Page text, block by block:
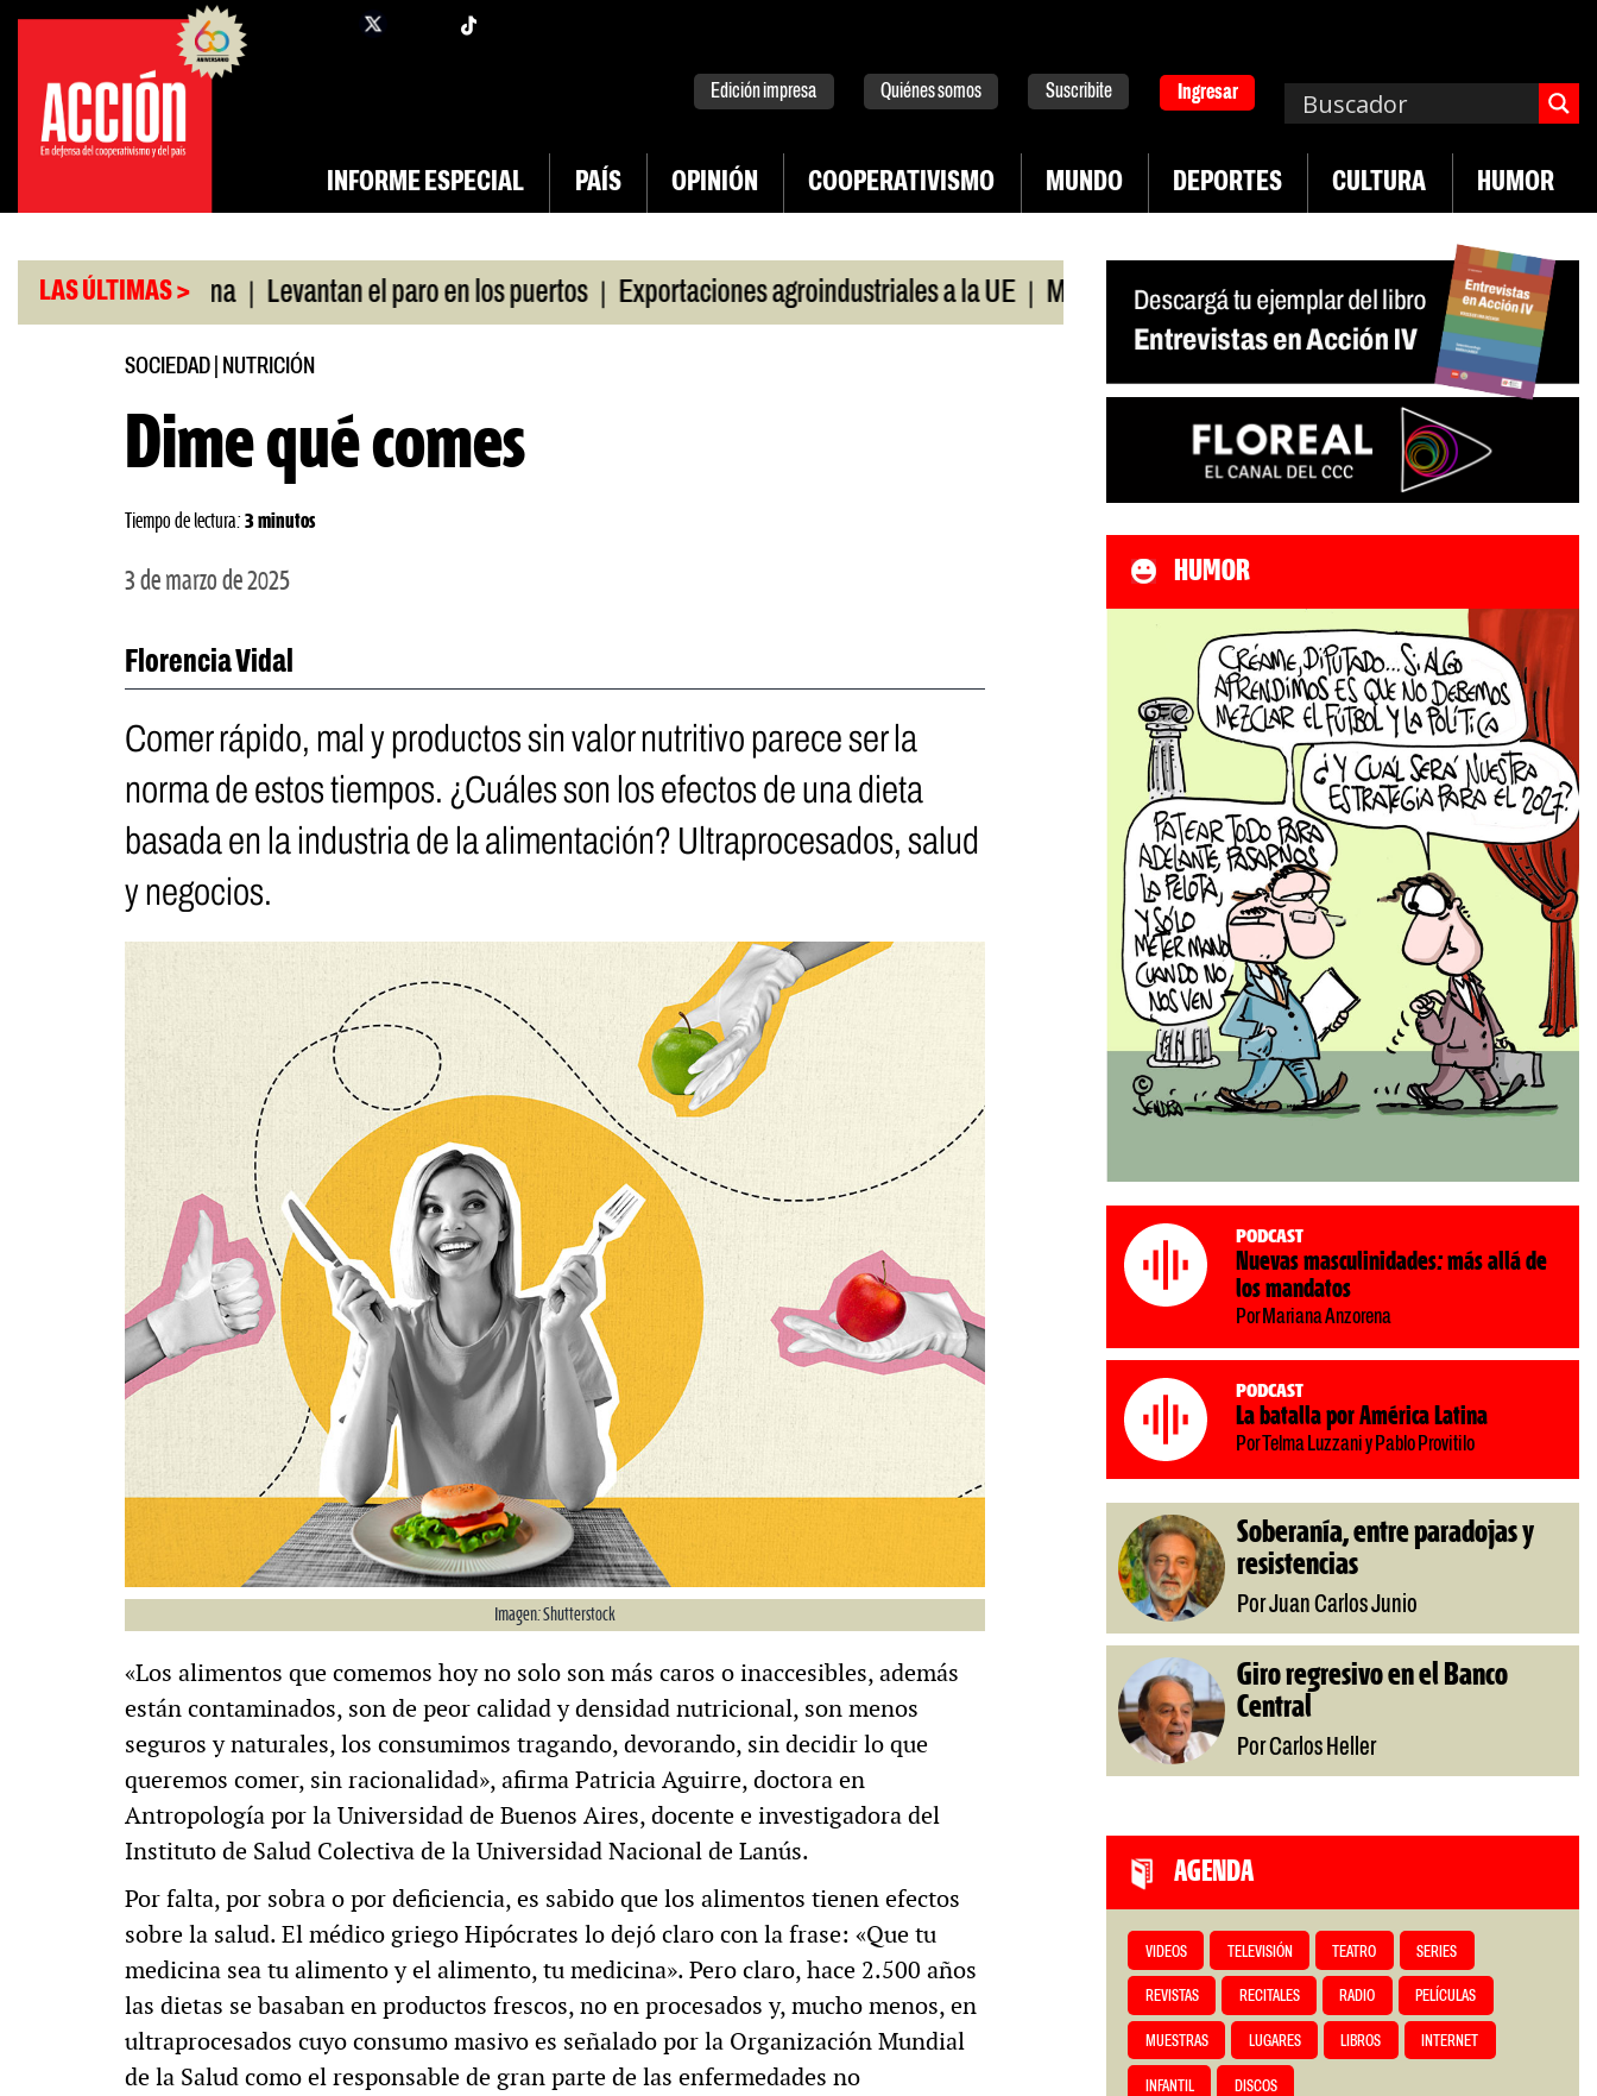
Saltar
contenido
facebook
Edición impresa Quiénes somos Suscribite Ingresar
INFORME ESPECIAL PAÍS OPINIÓN COOPERATIVISMO MUNDO DEPORTES CULTURA HUMOR
LAS ÚLTIMAS >
con China | Levantan el paro en los puertos | Exportaciones agroindustriales a la UE Morosidad en jóvenes precarizados | Cae la actividad en
SOCIEDAD| NUTRICIÓN
Dime qué comes
Tiempo de lectura: 3 minutos
3 de marzo de 2025
Florencia Vidal
Comer rápido, mal y productos sin valor nutritivo parece ser la
norma de estos tiempos. ¿Cuáles son los efectos de una dieta
basada en la industria de la alimentación? Ultraprocesados, salud
y negocios.
Imagen: Shutterstock
«Los alimentos que comemos hoy no solo son más caros o inaccesibles, además
están contaminados, son de peor calidad y densidad nutricional, son menos
seguros y naturales, los consumimos tragando, devorando, sin decidir lo que
queremos comer, sin racionalidad», afirma Patricia Aguirre, doctora en
Antropología por la Universidad de Buenos Aires, docente e investigadora del
Instituto de Salud Colectiva de la Universidad Nacional de Lanús.
Por falta, por sobra o por deficiencia, es sabido que los alimentos tienen efectos
sobre la salud. El médico griego Hipócrates lo dejó claro con la frase: «Que tu
medicina sea tu alimento y el alimento, tu medicina». Pero claro, hace 2.500 años
las dietas se basaban en productos frescos, no en procesados y, mucho menos, en
ultraprocesados cuyo consumo masivo es señalado por la Organización Mundial
de la Salud como el responsable de gran parte de las enfermedades no
HUMOR
Podcast
Nuevas masculinidades: más allá de
los mandatos
Por Mariana Anzorena
Podcast
La batalla por América Latina
Por Telma Luzzani y Pablo Provitilo
Soberanía, entre paradojas y
resistencias
Por Juan Carlos Junio
Giro regresivo en el Banco
Central
Por Carlos Heller
AGENDA
VIDEOS TELEVISIÓN TEATRO SERIES
REVISTAS RECITALES RADIO PELÍCULAS
MUESTRAS LUGARES LIBROS INTERNET
INFANTIL DISCOS